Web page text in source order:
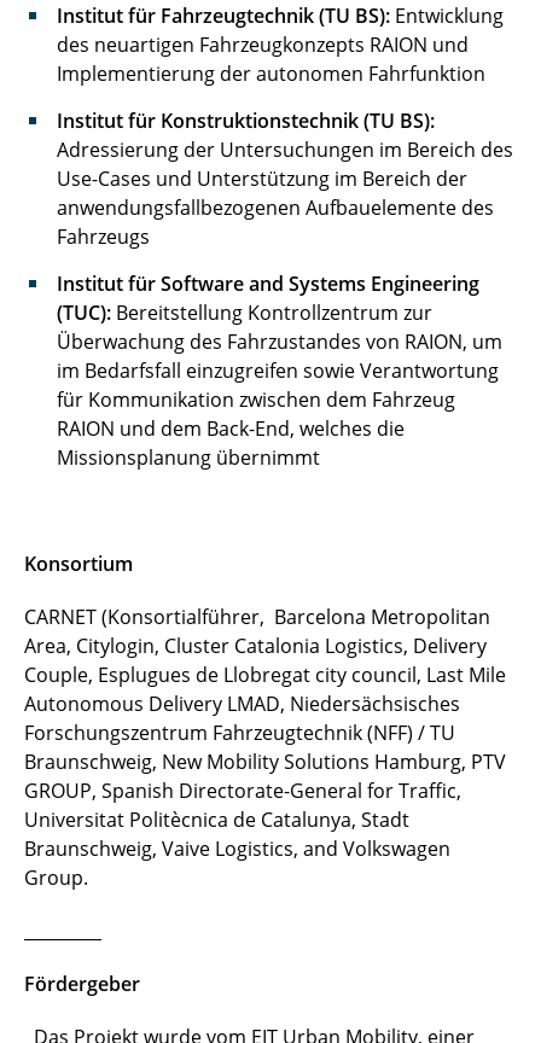
Institut für Fahrzeugtechnik (TU BS): Entwicklung
des neuartigen Fahrzeugkonzepts RAION und
Implementierung der autonomen Fahrfunktion
Institut für Konstruktionstechnik (TU BS):
Adressierung der Untersuchungen im Bereich des
Use-Cases und Unterstützung im Bereich der
anwendungsfallbezogenen Aufbauelemente des
Fahrzeugs
Institut für Software and Systems Engineering
(TUC): Bereitstellung Kontrollzentrum zur
Überwachung des Fahrzustandes von RAION, um
im Bedarfsfall einzugreifen sowie Verantwortung
für Kommunikation zwischen dem Fahrzeug
RAION und dem Back-End, welches die
Missionsplanung übernimmt
Konsortium
CARNET (Konsortialführer, Barcelona Metropolitan
Area, Citylogin, Cluster Catalonia Logistics, Delivery
Couple, Esplugues de Llobregat city council, Last Mile
Autonomous Delivery LMAD, Niedersächsisches
Forschungszentrum Fahrzeugtechnik (NFF) / TU
Braunschweig, New Mobility Solutions Hamburg, PTV
GROUP, Spanish Directorate-General for Traffic,
Universitat Politècnica de Catalunya, Stadt
Braunschweig, Vaive Logistics, and Volkswagen
Group.
Fördergeber
­Das Projekt wurde vom EIT Urban Mobility, einer